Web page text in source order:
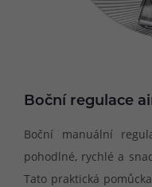
Boční regulace
Boční manuální
pohodlné, rychlé a
Tato praktická